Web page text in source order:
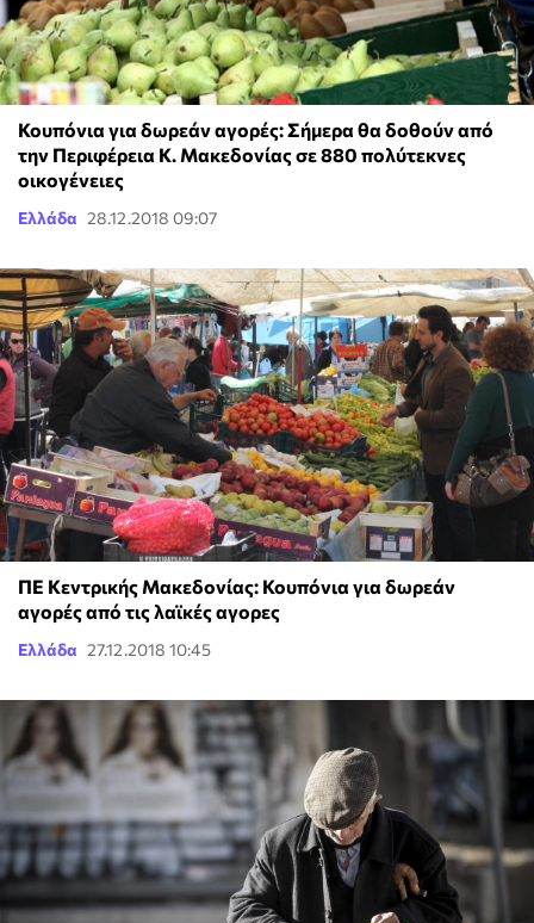
Κουπόνια για δωρεάν αγορές: Σήμερα θα δοθούν από
την Περιφέρεια Κ. Μακεδονίας σε 880 πολύτεκνες
οικογένειες
Ελλάδα 28.12.2018 09:07
ΠΕ Κεντρικής Μακεδονίας: Κουπόνια για δωρεάν
αγορές από τις λαϊκές αγορες
Ελλάδα 27.12.2018 10:45